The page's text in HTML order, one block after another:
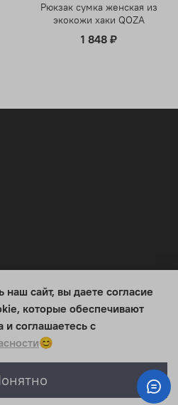
Рюкзак сумка женская из
экокожи хаки QOZA
1 848 ₽
сайт, вы даете согласие
которые обеспечивают
и соглашаетесь с
😊